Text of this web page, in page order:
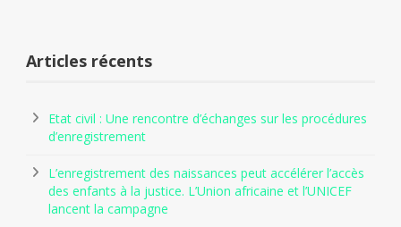
Articles récents
Etat civil : Une rencontre d’échanges sur les procédures
d’enregistrement
L’enregistrement des naissances peut accélérer l’accès
des enfants à la justice. L’Union africaine et l’UNICEF
lancent la campagne